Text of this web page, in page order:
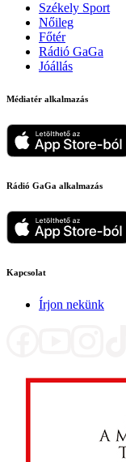
Székely Sport
Nőileg
Főtér
Rádió GaGa
Jóállás
Médiatér alkalmazás
Rádió GaGa alkalmazás
Kapcsolat
Írjon nekünk